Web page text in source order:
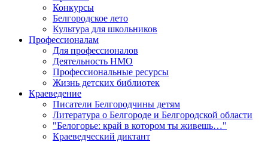
Конкурсы
Белгородское лето
Культура для школьников
Профессионалам
Для профессионалов
Деятельность НМО
Профессиональные ресурсы
Жизнь детских библиотек
Краеведение
Писатели Белгородчины детям
Литература о Белгороде и Белгородской области
"Белогорье: край в котором ты живешь…"
Краеведческий диктант